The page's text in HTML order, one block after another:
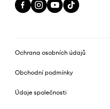
Ochrana osobních údajů
Obchodní podmínky
Údaje společnosti